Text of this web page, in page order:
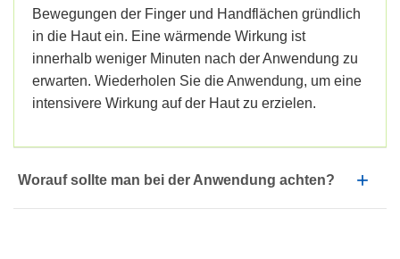
Bewegungen der Finger und Handflächen gründlich
in die Haut ein. Eine wärmende Wirkung ist
innerhalb weniger Minuten nach der Anwendung zu
erwarten. Wiederholen Sie die Anwendung, um eine
intensivere Wirkung auf der Haut zu erzielen.
Worauf sollte man bei der Anwendung achten?